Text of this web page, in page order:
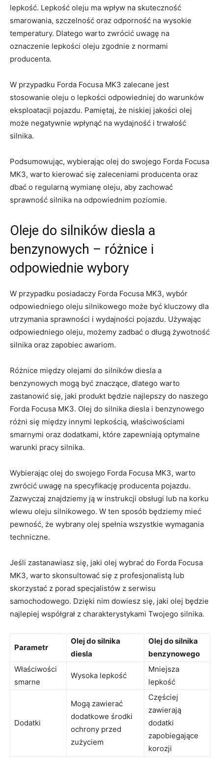
lepkość. Lepkość oleju ma wpływ na skuteczność
smarowania, szczelność⁤ oraz odporność na wysokie
temperatury. Dlatego​ warto‌ zwrócić uwagę na⁢
oznaczenie lepkości oleju zgodnie z normami
producenta.
W przypadku Forda Focusa MK3 zalecane jest
stosowanie oleju o lepkości odpowiedniej do warunków
eksploatacji pojazdu. Pamiętaj,⁤ że niskiej​ jakości olej
może negatywnie wpłynąć na wydajność i trwałość
‍silnika.
Podsumowując, wybierając olej do swojego Forda⁢ Focusa
MK3, ‍warto kierować się zaleceniami producenta oraz
dbać‌ o regularną wymianę oleju, aby zachować
sprawność silnika na odpowiednim poziomie.
Oleje do silników diesla ⁢a​
benzynowych – różnice⁤ i
odpowiednie wybory
W przypadku posiadaczy Forda Focusa MK3,‍ wybór
odpowiedniego oleju​ silnikowego może być kluczowy dla
utrzymania sprawności i wydajności pojazdu. Używając
odpowiedniego oleju, możemy zadbać⁢ o długą żywotność
silnika oraz zapobiec awariom.
Różnice między olejami do silników​ diesla a
benzynowych mogą ⁤być znaczące, dlatego warto
zastanowić się, jaki produkt będzie najlepszy do naszego
Forda Focusa MK3. ⁢Olej do ⁤silnika diesla⁢ i benzynowego
różni się między innymi lepkością, właściwościami
smarnymi oraz dodatkami, które zapewniają optymalne
warunki​ pracy silnika.
Wybierając olej do swojego Forda Focusa MK3,⁢ warto
zwrócić uwagę na specyfikację producenta ‍pojazdu.
Zazwyczaj znajdziemy ją w instrukcji obsługi lub na korku
wlewu oleju‍ silnikowego. W ten sposób będziemy mieć
pewność, że wybrany olej spełnia wszystkie wymagania
techniczne.
Jeśli‍ zastanawiasz się, jaki⁤ olej wybrać do Forda Focusa
MK3, warto⁤ skonsultować​ się ⁤z profesjonalistą lub
skorzystać z porad specjalistów‌ z serwisu
samochodowego. Dzięki nim dowiesz się, jaki olej będzie
najlepiej współgrał ⁢z charakterystykami Twojego silnika.
Parametr
Olej do​ silnika
diesla
Olej​ do silnika⁣
benzynowego
Właściwości
smarne
Wysoka lepkość
Mniejsza
lepkość
Dodatki
Mogą zawierać
dodatkowe⁣ środki
ochrony przed
zużyciem
Częściej
zawierają
dodatki
zapobiegające
korozji